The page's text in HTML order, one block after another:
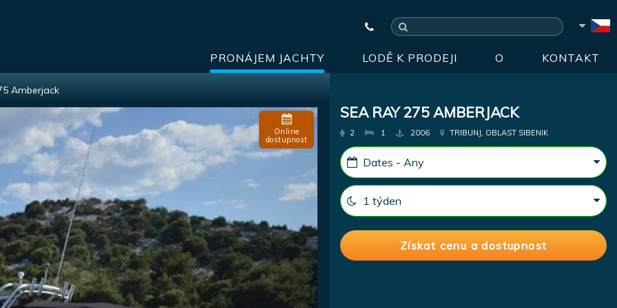
PRONÁJEM JACHTY LODĚ K PRODEJI O KONTAKT
Amberjack
Online
dostupnost
SEA RAY 275 AMBERJACK
2 1 2006 TRIBUNJ, OBLAST SIBENIK